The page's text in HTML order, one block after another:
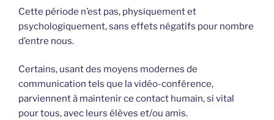
Cette période n’est pas, physiquement et
psychologiquement, sans effets négatifs pour nombre
d’entre nous.
Certains, usant des moyens modernes de
communication tels que la vidéo-conférence,
parviennent à maintenir ce contact humain, si vital
pour tous, avec leurs élèves et/ou amis.